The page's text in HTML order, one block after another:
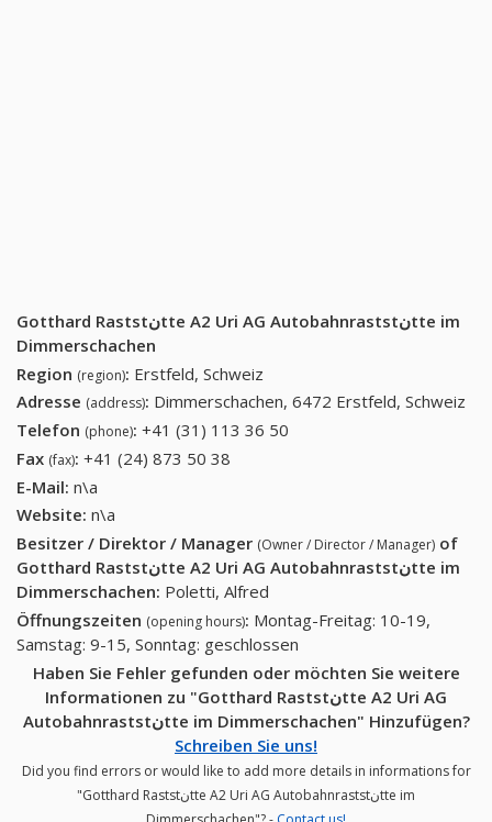
Gotthard Raststنtte A2 Uri AG Autobahnraststنtte im
Dimmerschachen
Region (region): Erstfeld, Schweiz
Adresse (address): Dimmerschachen, 6472 Erstfeld, Schweiz
Telefon (phone): +41 (31) 113 36 50
Fax (fax): +41 (24) 873 50 38
E-Mail: n\a
Website: n\a
Besitzer / Direktor / Manager (Owner / Director / Manager) of
Gotthard Raststنtte A2 Uri AG Autobahnraststنtte im
Dimmerschachen: Poletti, Alfred
Öffnungszeiten (opening hours): Montag-Freitag: 10-19,
Samstag: 9-15, Sonntag: geschlossen
Haben Sie Fehler gefunden oder möchten Sie weitere
Informationen zu "Gotthard Raststنtte A2 Uri AG
Autobahnraststنtte im Dimmerschachen" Hinzufügen?
Schreiben Sie uns!
Did you find errors or would like to add more details in informations for
"Gotthard Raststنtte A2 Uri AG Autobahnraststنtte im